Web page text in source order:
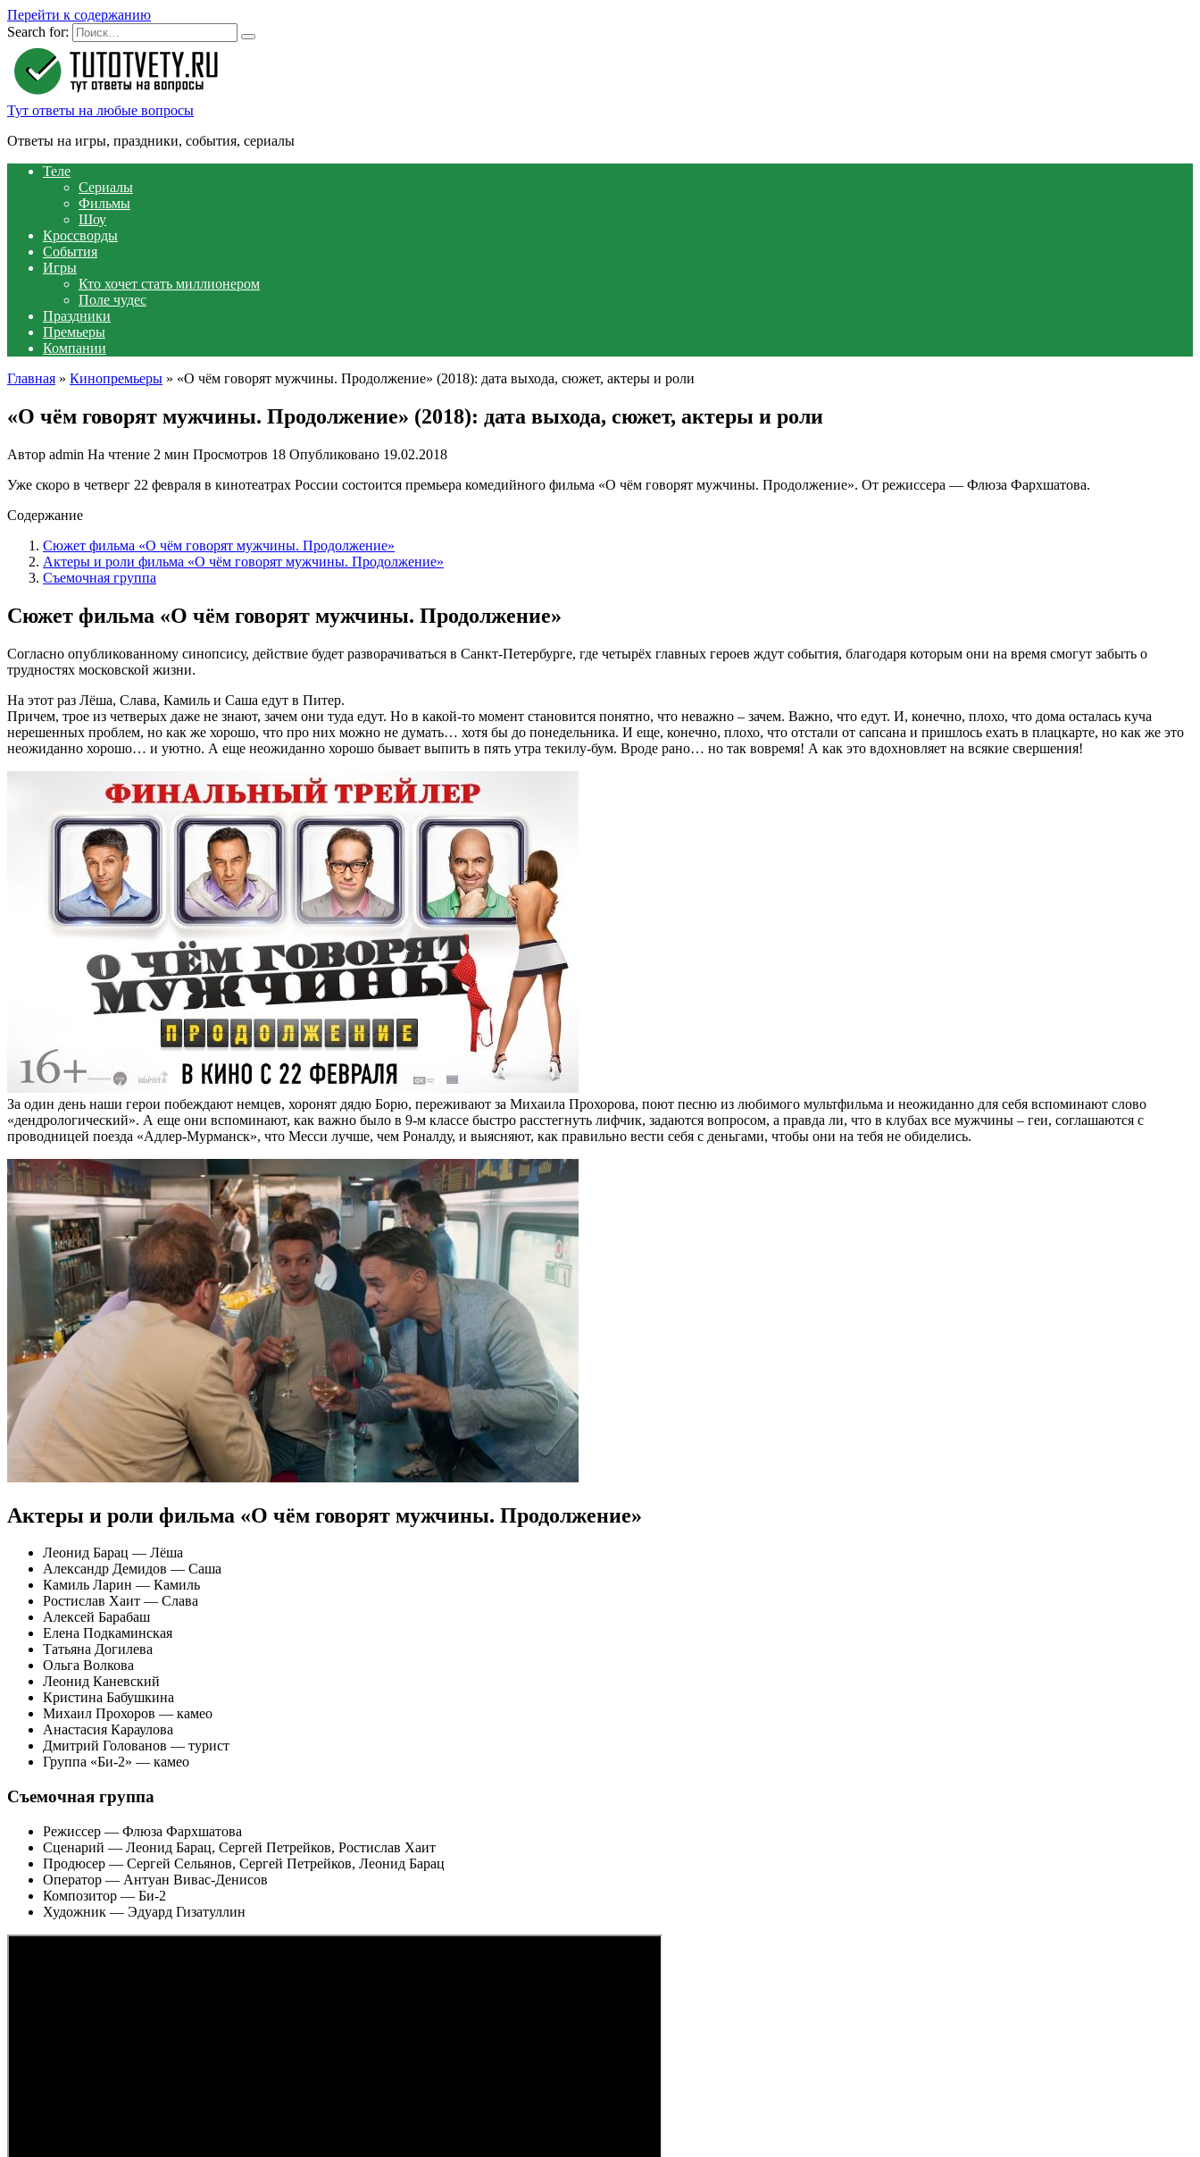
Перейти к содержанию
Search for:
Тут ответы на любые вопросы
Ответы на игры, праздники, события, сериалы
Теле
Сериалы
Фильмы
Шоу
Кроссворды
События
Игры
Кто хочет стать миллионером
Поле чудес
Праздники
Премьеры
Компании
Главная » Кинопремьеры » «О чём говорят мужчины. Продолжение» (2018): дата выхода, сюжет, актеры и роли
«О чём говорят мужчины. Продолжение» (2018): дата выхода, сюжет, актеры и роли
Автор admin На чтение 2 мин Просмотров 18 Опубликовано 19.02.2018
Уже скоро в четверг 22 февраля в кинотеатрах России состоится премьера комедийного фильма «О чём говорят мужчины. Продолжение». От режиссера — Флюза Фархшатова.
Содержание
Сюжет фильма «О чём говорят мужчины. Продолжение»
Актеры и роли фильма «О чём говорят мужчины. Продолжение»
Съемочная группа
Сюжет фильма «О чём говорят мужчины. Продолжение»
Согласно опубликованному синопсису, действие будет разворачиваться в Санкт-Петербурге, где четырёх главных героев ждут события, благодаря которым они на время смогут забыть о
трудностях московской жизни.
На этот раз Лёша, Слава, Камиль и Саша едут в Питер.
Причем, трое из четверых даже не знают, зачем они туда едут. Но в какой-то момент становится понятно, что неважно – зачем. Важно, что едут. И, конечно, плохо, что дома осталась куча
нерешенных проблем, но как же хорошо, что про них можно не думать… хотя бы до понедельника. И еще, конечно, плохо, что отстали от сапсана и пришлось ехать в плацкарте, но как же это
неожиданно хорошо… и уютно. А еще неожиданно хорошо бывает выпить в пять утра текилу-бум. Вроде рано… но так вовремя! А как это вдохновляет на всякие свершения!
За один день наши герои побеждают немцев, хоронят дядю Борю, переживают за Михаила Прохорова, поют песню из любимого мультфильма и неожиданно для себя вспоминают слово
«дендрологический». А еще они вспоминают, как важно было в 9-м классе быстро расстегнуть лифчик, задаются вопросом, а правда ли, что в клубах все мужчины – геи, соглашаются с
проводницей поезда «Адлер-Мурманск», что Месси лучше, чем Роналду, и выясняют, как правильно вести себя с деньгами, чтобы они на тебя не обиделись.
Актеры и роли фильма «О чём говорят мужчины. Продолжение»
Леонид Барац — Лёша
Александр Демидов — Саша
Камиль Ларин — Камиль
Ростислав Хаит — Слава
Алексей Барабаш
Елена Подкаминская
Татьяна Догилева
Ольга Волкова
Леонид Каневский
Кристина Бабушкина
Михаил Прохоров — камео
Анастасия Караулова
Дмитрий Голованов — турист
Группа «Би-2» — камео
Съемочная группа
Режиссер — Флюза Фархшатова
Сценарий — Леонид Барац, Сергей Петрейков, Ростислав Хаит
Продюсер — Сергей Сельянов, Сергей Петрейков, Леонид Барац
Оператор — Антуан Вивас-Денисов
Композитор — Би-2
Художник — Эдуард Гизатуллин